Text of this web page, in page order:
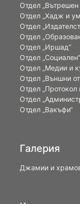
Отдел „Вътрешен
Отдел „Хадж и
Отдел
Отдел
Отдел „Иршад“
Отдел „Социален“
Отдел „Медии и
Отдел „Външни
Oтдел
Отдел
Отдел „Вакъфи“
Галерия
Джамии и